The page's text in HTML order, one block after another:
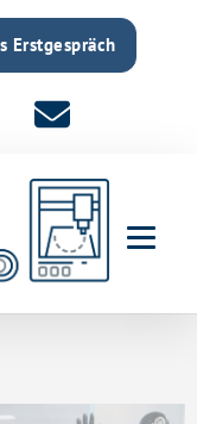
Erstgespräch